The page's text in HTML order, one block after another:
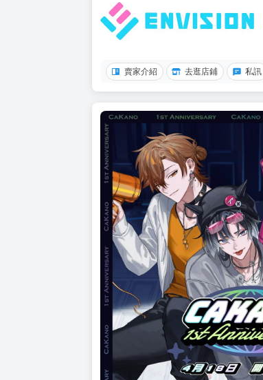
賣家介紹 去逛店鋪 私訊